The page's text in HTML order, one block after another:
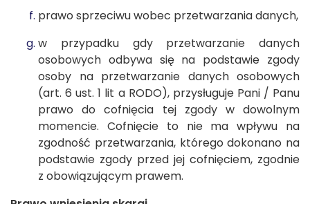
prawo sprzeciwu wobec przetwarzania danych,
w przypadku gdy przetwarzanie danych
osobowych odbywa się na podstawie zgody
osoby na przetwarzanie danych osobowych
(art. 6 ust. 1 lit a RODO), przysługuje Pani / Panu
prawo do cofnięcia tej zgody w dowolnym
momencie. Cofnięcie to nie ma wpływu na
zgodność przetwarzania, którego dokonano na
podstawie zgody przed jej cofnięciem, zgodnie
z obowiązującym prawem.